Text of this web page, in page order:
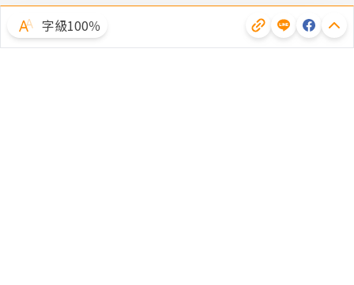
字級100％